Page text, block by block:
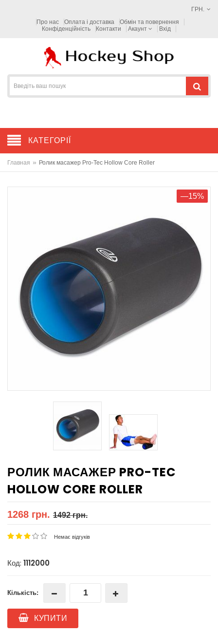
ГРН.
Про нас
Оплата і доставка
Обмін та повернення
Конфіденційність
Контакти Акаунт Вхід
КАТЕГОРІЇ
Главная » Ролик масажер Pro-Tec Hollow Core Roller
—15%
РОЛИК МАСАЖЕР PRO-TEC
HOLLOW CORE ROLLER
1268 грн. 1492 грн.
Немає відгуків
Код: 1112000
Кількість:
КУПИТИ